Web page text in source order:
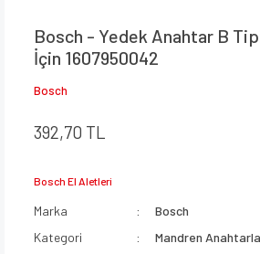
Bosch - Yedek Anahtar B
İçin 1607950042
Bosch
392,70 TL
Bosch El Aletleri
Marka
Bosch
Kategori
Mandren